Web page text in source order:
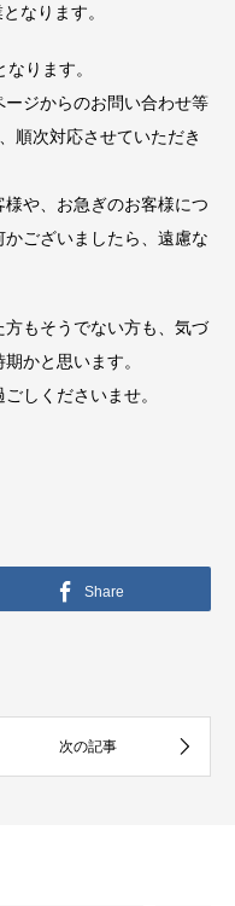
なります。
ります。
ジからのお問い合わせ等
順次対応させていただき
や、お急ぎのお客様につ
ございましたら、遠慮な
もそうでない方も、気づ
かと思います。
しくださいませ。
Share